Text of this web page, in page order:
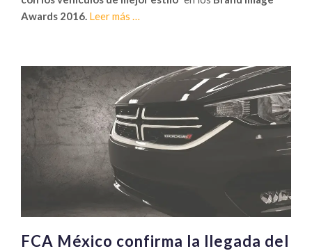
Awards 2016. Leer más
nombrada
como
la
“Marca
con
los
mejor
estilo”
…
FCA México confirma la llegada del